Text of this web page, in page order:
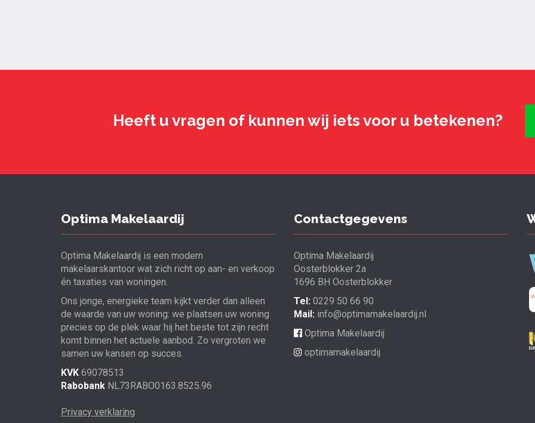
Heeft u vragen of kunnen wij iets voor u betekenen?
Optima Makelaardij
Optima Makelaardij is een modern
makelaarskantoor wat zich richt op aan- en verkoop
én taxaties van woningen.
Ons jonge, energieke team kijkt verder dan alleen
de waarde van uw woning: we plaatsen uw woning
precies op de plek waar hij het beste tot zijn recht
komt binnen het actuele aanbod. Zo vergroten we
samen uw kansen op succes.
KVK 69078513
Rabobank NL73RABO0163.8525.96
Privacy verklaring
Contactgegevens
Optima Makelaardij
Oosterblokker 2a
1696 BH Oosterblokker
Tel: 0229 50 66 90
Mail: info@optimamakelaardij.nl
Optima Makelaardij
optimamakelaardij